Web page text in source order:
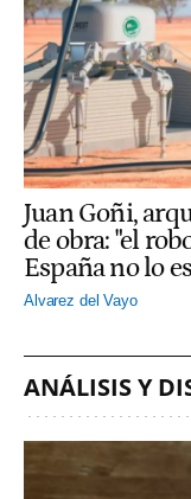
Juan Goñi,
de obra: "el
España no lo
Alvarez del Vayo
ANÁLISIS Y